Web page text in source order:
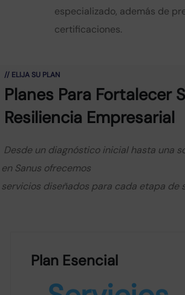
especializado, además de
certificaciones.
// ELIJA SU PLAN
Planes Para Fortalecer
Resiliencia Empresarial
Desde un diagnóstico inicial hasta una
en Sanus ofrecemos
servicios diseñados para cada etapa de
Plan Esencial